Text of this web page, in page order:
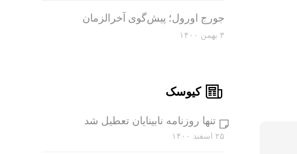
جورج اورول؛ پیش‌گوی آخرالزمان
۳ بهمن ۱۴۰۰
کیوسک
تنها روزنامه نابینایان تعطیل شد
۲۵ اسفند ۱۴۰۰